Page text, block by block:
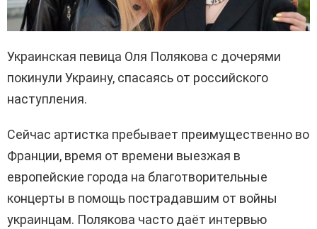
Украинская певица Оля Полякова с дочерями
покинули Украину, спасаясь от российского
наступления.
Сейчас артистка пребывает преимущественно во
Франции, время от времени выезжая в
европейские города на благотворительные
концерты в помощь пострадавшим от войны
украинцам. Полякова часто даёт интервью